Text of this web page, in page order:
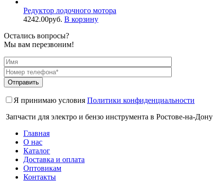
Редуктор лодочного мотора
4242.00руб. В корзину
Остались вопросы?
Мы вам перезвоним!
Я принимаю условия Политики конфиденциальности
Запчасти для электро и бензо инструмента в Ростове-на-Дону
Главная
О нас
Каталог
Доставка и оплата
Оптовикам
Контакты